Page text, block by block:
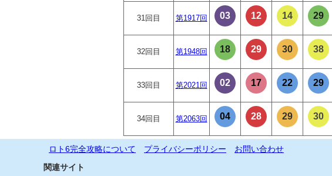
31回目 第1917回 03 12 14 29
32回目 第1948回 18 29 30 38
33回目 第2021回 02 17 22 29
34回目 第2063回 04 28 29 30
ロト6完全攻略について プライバシーポリシー
お問い合わせ
関連サイト